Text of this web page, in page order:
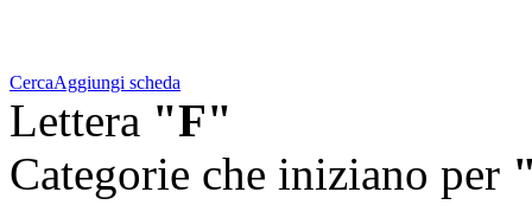
CercaAggiungi scheda
Lettera "F"
Categorie che iniziano per